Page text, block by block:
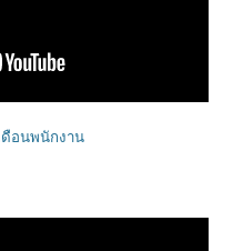
ดือนพนักงาน